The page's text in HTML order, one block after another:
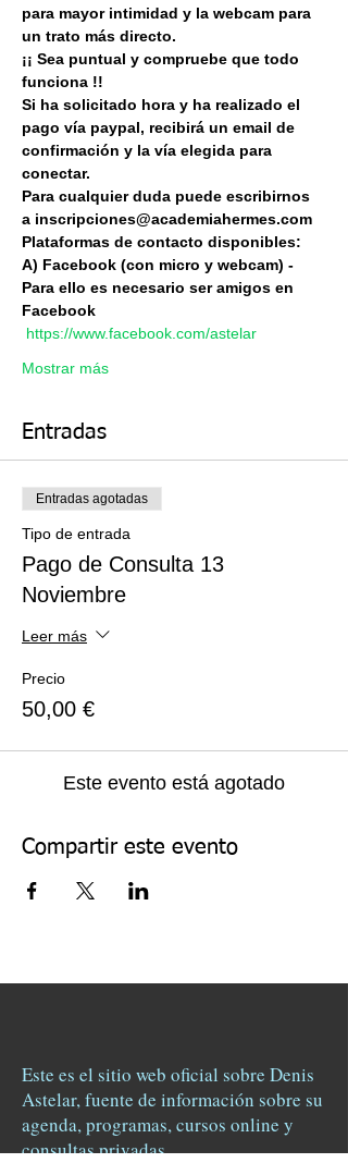
para mayor intimidad y la webcam para
un trato más directo.
¡¡ Sea puntual y compruebe que todo
funciona !!
Si ha solicitado hora y ha realizado el
pago vía paypal, recibirá un email de
confirmación y la vía elegida para
conectar.
Para cualquier duda puede escribirnos
a inscripciones@academiahermes.com
Plataformas de contacto disponibles:
A) Facebook (con micro y webcam) -
Para ello es necesario ser amigos en
Facebook
https://www.facebook.com/astelar
Mostrar más
Entradas
Entradas agotadas
Tipo de entrada
Pago de Consulta 13
Noviembre
Leer más
Precio
50,00 €
Este evento está agotado
Compartir este evento
Este es el sitio web oficial sobre Denis
Astelar, fuente de información sobre su
agenda, programas, cursos online y
consultas privadas.